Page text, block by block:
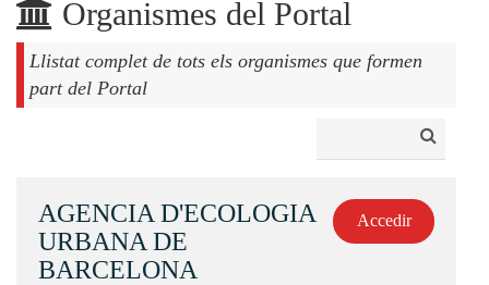
Organismes del Portal
Llistat complet de tots els organismes que formen
part del Portal
AGENCIA D'ECOLOGIA
URBANA DE
BARCELONA
Accedir